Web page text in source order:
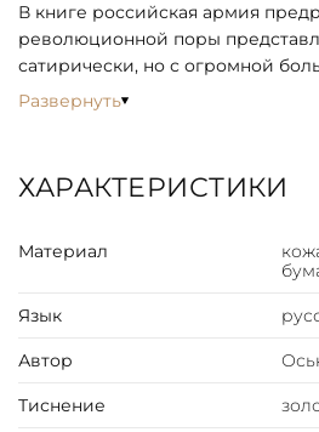
В книге российская армия
революционной поры
сатирически, но с огромной
ушедшем.
управления снабжения РККА
Лодыри со звездочками
Радзивиллов — Броды
Грозные предзнаменования
Братание Всероссийский
Развернуть
ХАРАКТЕРИСТИКИ
Материал
Язык
Автор
Тиснение